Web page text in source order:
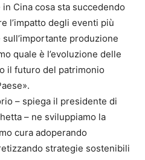
Cina cosa sta succedendo
l’impatto degli eventi più
produzione
quale è l’evoluzione delle
il futuro del patrimonio
– spiega il presidente di
– ne sviluppiamo la
cura adoperando
strategie sostenibili